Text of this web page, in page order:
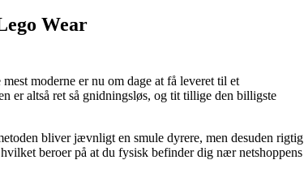
Wear
moderne er nu om dage at få leveret til et
er altså ret så gnidningsløs, og tit tillige den billigste
bliver jævnligt en smule dyrere, men desuden rigtig
beroer på at du fysisk befinder dig nær netshoppens